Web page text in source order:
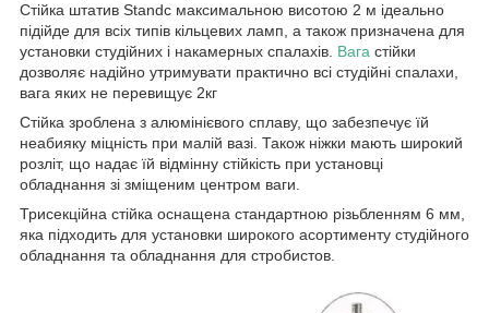
Стійка штатив Standс максимальною висотою 2 м ідеально
підійде для всіх типів кільцевих ламп, а також призначена для
установки студійних і накамерных спалахів. Вага стійки
дозволяє надійно утримувати практично всі студійні спалахи,
вага яких не перевищує 2кг
Стійка зроблена з алюмінієвого сплаву, що забезпечує їй
неабияку міцність при малій вазі. Також ніжки мають широкий
розліт, що надає їй відмінну стійкість при установці
обладнання зі зміщеним центром ваги.
Трисекційна стійка оснащена стандартною різьбленням 6 мм,
яка підходить для установки широкого асортименту студійного
обладнання та обладнання для стробистов.